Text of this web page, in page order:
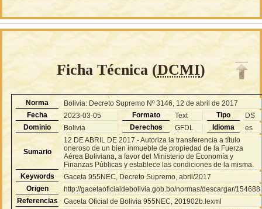
Ficha Técnica (DCMI)
Norma
Bolivia: Decreto Supremo Nº 3146, 12 de abril de 2017
Fecha
2023-03-05 Formato Text Tipo
DS
Dominio
Bolivia Derechos GFDL Idioma es
Sumario
12 DE ABRIL DE 2017.- Autoriza la transferencia a título
oneroso de un bien inmueble de propiedad de la Fuerza
Aérea Boliviana, a favor del Ministerio de Economía y
Finanzas Públicas y establece las condiciones de la misma.
Keywords
Gaceta 955NEC, Decreto Supremo, abril/2017
Origen
http://gacetaoficialdebolivia.gob.bo/normas/descargar/154688
Referencias
Gaceta Oficial de Bolivia 955NEC, 201902b.lexml